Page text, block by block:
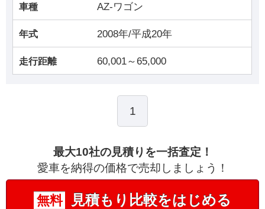
車種 AZ-ワゴン
年式 2008年/平成20年
走行距離 60,001～65,000
1
最大10社の見積りを一括査定！
愛車を納得の価格で売却しましょう！
無料 見積もり比較をはじめる